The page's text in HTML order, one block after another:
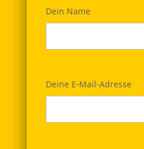
Dein Name
Deine E-Mail-Adresse